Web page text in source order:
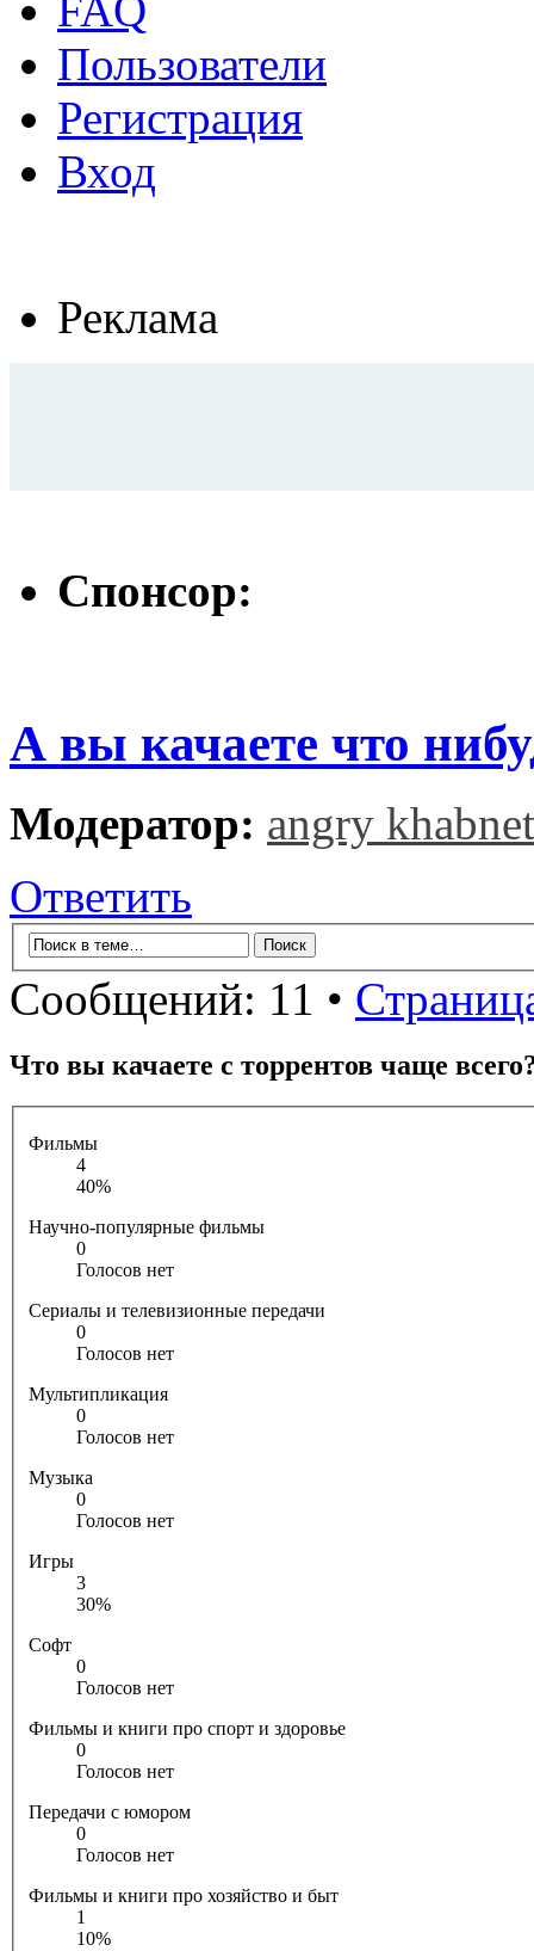
FAQ
Пользователи
Регистрация
Вход
Реклама
Спонсор:
А вы качаете что
Модератор: angry khabnet
Ответить
Сообщений: 11 •
Что вы качаете с торрентов чаще
Фильмы
4
40%
Научно-популярные фильмы
0
Голосов нет
Сериалы и телевизионные передачи
0
Голосов нет
Мультипликация
0
Голосов нет
Музыка
0
Голосов нет
Игры
3
30%
Софт
0
Голосов нет
Фильмы и книги про спорт и здоровье
0
Голосов нет
Передачи с юмором
0
Голосов нет
Фильмы и книги про хозяйство и быт
1
10%